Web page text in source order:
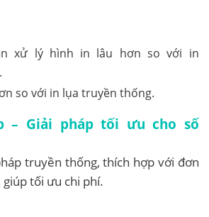
xử lý hình in lâu hơn so với in
so với in lụa truyền thống.
– Giải pháp tối ưu cho số
truyền thống, thích hợp với đơn
tối ưu chi phí.